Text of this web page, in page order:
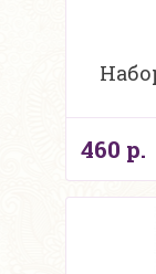
460 р.